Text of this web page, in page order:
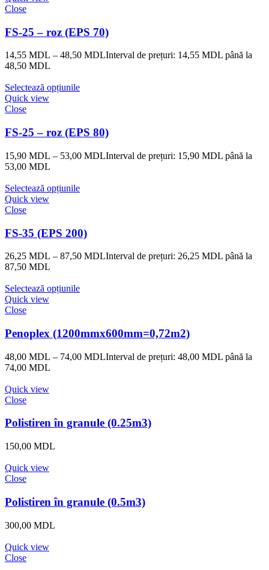
Close
FS-25 – roz (EPS 70)
14,55 MDL – 48,50 MDLInterval de prețuri: 14,55 MDL până la
48,50 MDL
Selectează opțiunile
Quick view
Close
FS-25 – roz (EPS 80)
15,90 MDL – 53,00 MDLInterval de prețuri: 15,90 MDL până la
53,00 MDL
Selectează opțiunile
Quick view
Close
FS-35 (EPS 200)
26,25 MDL – 87,50 MDLInterval de prețuri: 26,25 MDL până la
87,50 MDL
Selectează opțiunile
Quick view
Close
Penoplex (1200mmx600mm=0,72m2)
48,00 MDL – 74,00 MDLInterval de prețuri: 48,00 MDL până la
74,00 MDL
Quick view
Close
Polistiren în granule (0.25m3)
150,00 MDL
Quick view
Close
Polistiren în granule (0.5m3)
300,00 MDL
Quick view
Close